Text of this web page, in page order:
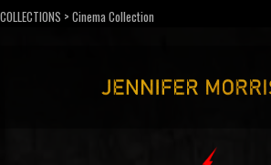
COLLECTIONS > Cinema Collection